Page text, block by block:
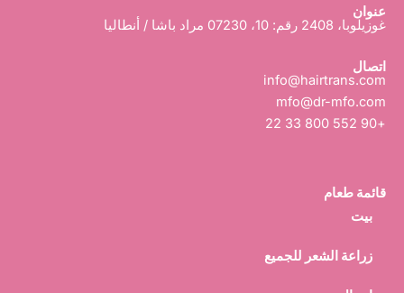
-
u
ي
عنوان
غوزيلوبا، 2408 رقم: 10، 07230 مراد باشا / أنطاليا
اتصال
info@hairtrans.com
mfo@dr-mfo.com
+90 552 800 33 22
قائمة طعام
بيت
زراعة الشعر للجميع